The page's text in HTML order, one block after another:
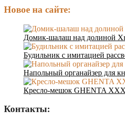
Новое на сайте:
Домик-шалаш над долиной
Будильник с имитацией
Напольный органайзер для
Кресло-мешок GHENTA
Контакты: